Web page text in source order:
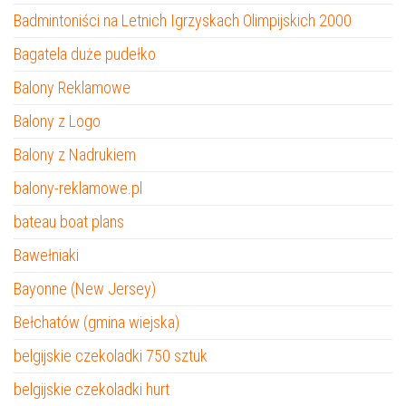
Badmintoniści na Letnich Igrzyskach Olimpijskich 2000
Bagatela duże pudełko
Balony Reklamowe
Balony z Logo
Balony z Nadrukiem
balony-reklamowe.pl
bateau boat plans
Bawełniaki
Bayonne (New Jersey)
Bełchatów (gmina wiejska)
belgijskie czekoladki 750 sztuk
belgijskie czekoladki hurt